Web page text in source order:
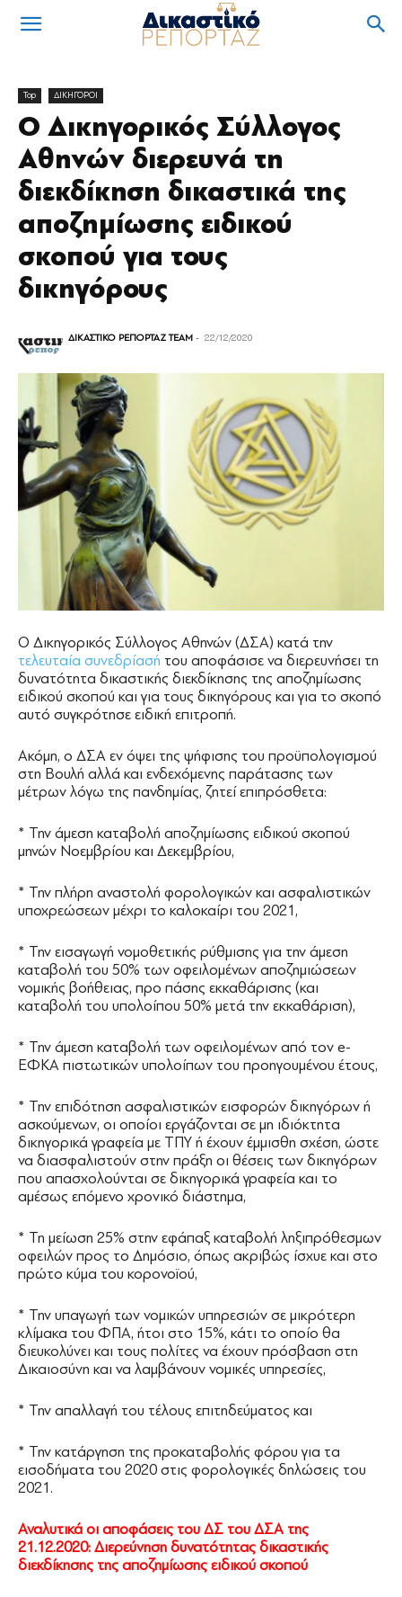
Top ΔΙΚΗΓΟΡΟΙ
Ο Δικηγορικός Σύλλογος
Αθηνών διερευνά τη
διεκδίκηση δικαστικά της
αποζημίωσης ειδικού
σκοπού για τους
δικηγόρους
ΔΙΚΑΣΤΙΚΟ ΡΕΠΟΡΤΑΖ TEAM - 22/12/2020
Ο Δικηγορικός Σύλλογος Αθηνών (ΔΣΑ) κατά την
τελευταία συνεδρίασή του αποφάσισε να διερευνήσει τη
δυνατότητα δικαστικής διεκδίκησης της αποζημίωσης
ειδικού σκοπού και για τους δικηγόρους και για το σκοπό
αυτό συγκρότησε ειδική επιτροπή.
Ακόμη, ο ΔΣΑ εν όψει της ψήφισης του προϋπολογισμού
στη Βουλή αλλά και ενδεχόμενης παράτασης των
μέτρων λόγω της πανδημίας, ζητεί επιπρόσθετα:
* Την άμεση καταβολή αποζημίωσης ειδικού σκοπού
μηνών Νοεμβρίου και Δεκεμβρίου,
* Την πλήρη αναστολή φορολογικών και ασφαλιστικών
υποχρεώσεων μέχρι το καλοκαίρι του 2021,
* Την εισαγωγή νομοθετικής ρύθμισης για την άμεση
καταβολή του 50% των οφειλομένων αποζημιώσεων
νομικής βοήθειας, προ πάσης εκκαθάρισης (και
καταβολή του υπολοίπου 50% μετά την εκκαθάριση),
* Την άμεση καταβολή των οφειλομένων από τον e-
ΕΦΚΑ πιστωτικών υπολοίπων του προηγουμένου έτους,
* Την επιδότηση ασφαλιστικών εισφορών δικηγόρων ή
ασκούμενων, οι οποίοι εργάζονται σε μη ιδιόκτητα
δικηγορικά γραφεία με ΤΠΥ ή έχουν έμμισθη σχέση, ώστε
να διασφαλιστούν στην πράξη οι θέσεις των δικηγόρων
που απασχολούνται σε δικηγορικά γραφεία και το
αμέσως επόμενο χρονικό διάστημα,
* Τη μείωση 25% στην εφάπαξ καταβολή ληξιπρόθεσμων
οφειλών προς το Δημόσιο, όπως ακριβώς ίσχυε και στο
πρώτο κύμα του κορονοϊού,
* Την υπαγωγή των νομικών υπηρεσιών σε μικρότερη
κλίμακα του ΦΠΑ, ήτοι στο 15%, κάτι το οποίο θα
διευκολύνει και τους πολίτες να έχουν πρόσβαση στη
Δικαιοσύνη και να λαμβάνουν νομικές υπηρεσίες,
* Την απαλλαγή του τέλους επιτηδεύματος και
* Την κατάργηση της προκαταβολής φόρου για τα
εισοδήματα του 2020 στις φορολογικές δηλώσεις του
2021.
Αναλυτικά οι αποφάσεις του ΔΣ του ΔΣΑ της
21.12.2020: Διερεύνηση δυνατότητας δικαστικής
διεκδίκησης της αποζημίωσης ειδικού σκοπού